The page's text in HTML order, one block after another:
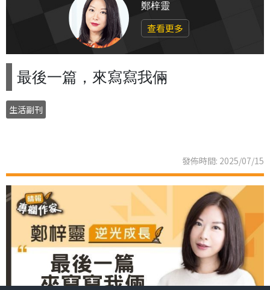
鄭梓靈
查看更多
最後一篇，來寫寫我倆
生活副刊
發佈時間: 2025/07/15